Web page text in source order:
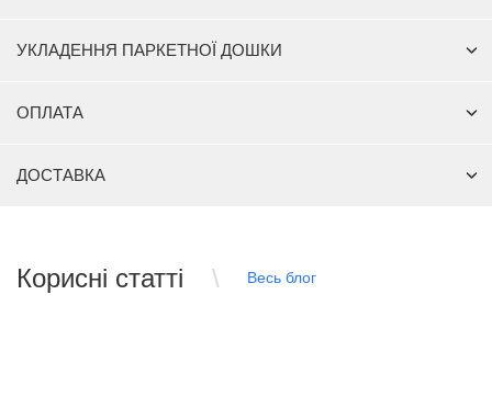
УКЛАДЕННЯ ПАРКЕТНОЇ ДОШКИ
ОПЛАТА
ДОСТАВКА
Корисні статті Весь блог